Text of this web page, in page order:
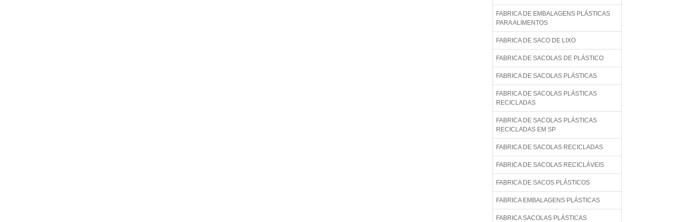
FABRICA DE EMBALAGENS PLÁSTICAS
PARA ALIMENTOS
FABRICA DE SACO DE LIXO
FABRICA DE SACOLAS DE PLÁSTICO
FABRICA DE SACOLAS PLÁSTICAS
FABRICA DE SACOLAS PLÁSTICAS
RECICLADAS
FABRICA DE SACOLAS PLÁSTICAS
RECICLADAS EM SP
FABRICA DE SACOLAS RECICLADAS
FABRICA DE SACOLAS RECICLÁVEIS
FABRICA DE SACOS PLÁSTICOS
FABRICA EMBALAGENS PLÁSTICAS
FABRICA SACOLAS PLÁSTICAS